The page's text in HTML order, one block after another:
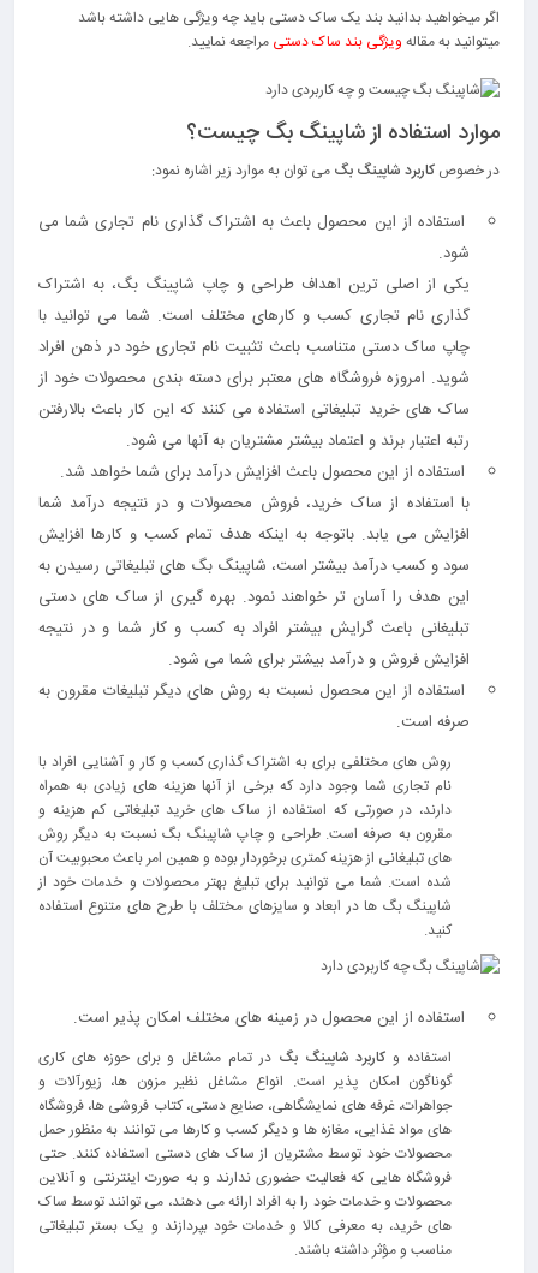
اگر میخواهید بدانید بند یک ساک دستی باید چه ویژگی هایی داشته باشد
میتوانید به مقاله ویژگی بند ساک دستی مراجعه نمایید.
موارد استفاده از شاپینگ بگ چیست؟
در خصوص کاربرد شاپینگ بگ می توان به موارد زیر اشاره نمود:
استفاده از این محصول باعث به اشتراک گذاری نام تجاری شما می
شود.
یکی از اصلی ترین اهداف طراحی و چاپ شاپینگ بگ، به اشتراک
گذاری نام تجاری کسب و کارهای مختلف است. شما می توانید با
چاپ ساک دستی متناسب باعث تثبیت نام تجاری خود در ذهن افراد
شوید. امروزه فروشگاه های معتبر برای دسته بندی محصولات خود از
ساک های خرید تبلیغاتی استفاده می کنند که این کار باعث بالارفتن
رتبه اعتبار برند و اعتماد بیشتر مشتریان به آنها می شود.
استفاده از این محصول باعث افزایش درآمد برای شما خواهد شد.
با استفاده از ساک خرید، فروش محصولات و در نتیجه درآمد شما
افزایش می یابد. باتوجه به اینکه هدف تمام کسب و کارها افزایش
سود و کسب درآمد بیشتر است، شاپینگ بگ های تبلیغاتی رسیدن به
این هدف را آسان تر خواهند نمود. بهره گیری از ساک های دستی
تبلیغانی باعث گرایش بیشتر افراد به کسب و کار شما و در نتیجه
افزایش فروش و درآمد بیشتر برای شما می شود.
استفاده از این محصول نسبت به روش های دیگر تبلیغات مقرون به
صرفه است.
روش های مختلفی برای به اشتراک گذاری کسب و کار و آشنایی افراد با
نام تجاری شما وجود دارد که برخی از آنها هزینه های زیادی به همراه
دارند، در صورتی که استفاده از ساک های خرید تبلیغاتی کم هزینه و
مقرون به صرفه است. طراحی و چاپ شاپینگ بگ نسبت به دیگر روش
های تبلیغانی از هزینه کمتری برخوردار بوده و همین امر باعث محبوبیت آن
شده است. شما می توانید برای تبلیغ بهتر محصولات و خدمات خود از
شاپینگ بگ ها در ابعاد و سایزهای مختلف با طرح های متنوع استفاده
کنید.
استفاده از این محصول در زمینه های مختلف امکان پذیر است.
استفاده و کاربرد شاپینگ بگ در تمام مشاغل و برای حوزه های کاری
گوناگون امکان پذیر است. انواع مشاغل نظیر مزون ها، زیورآلات و
جواهرات، غرفه های نمایشگاهی، صنایع دستی، کتاب فروشی ها، فروشگاه
های مواد غذایی، مغازه ها و دیگر کسب و کارها می توانند به منظور حمل
محصولات خود توسط مشتریان از ساک های دستی استفاده کنند. حتی
فروشگاه هایی که فعالیت حضوری ندارند و به صورت اینترنتی و آنلاین
محصولات و خدمات خود را به افراد ارائه می دهند، می توانند توسط ساک
های خرید، به معرفی کالا و خدمات خود بپردازند و یک بستر تبلیغاتی
مناسب و مؤثر داشته باشند.